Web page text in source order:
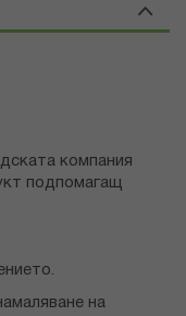
компания
подпомагащ
на